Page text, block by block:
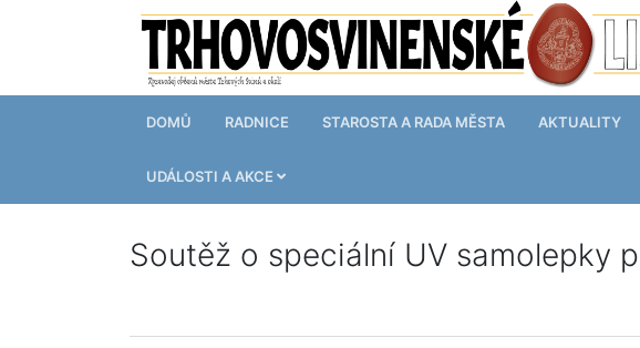
DOMŮ RADNICE STAROSTA A RADA MĚSTA AKTUALITY
UDÁLOSTI A AKCE
Soutěž o speciální UV samolepky